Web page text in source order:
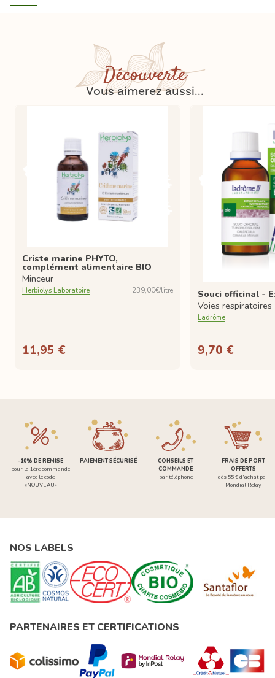
Découverte
Vous aimerez aussi...
Criste marine PHYTO,
complément alimentaire BIO
Minceur
Herbiolys Laboratoire 239,00€/litre
11,95 €
Souci officinal -
Voies respiratoires
Ladrôme
9,70 €
-10% DE REMISE
pour la 1ère commande
avec le code
«NOUVEAU»
PAIEMENT SÉCURISÉ
CONSEILS ET
COMMANDE
par téléphone
FRAIS DE PORT
OFFERTS
dès 55 € d'achat par
Mondial Relay
NOS LABELS
PARTENAIRES ET CERTIFICATIONS